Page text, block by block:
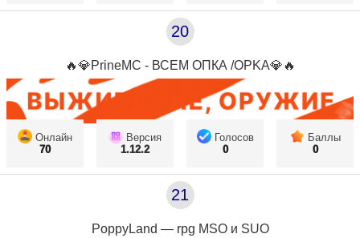
20
🔥💎PrineMC - ВСЕМ ОПКА /OPKA💎🔥
Онлайн
70
Версия
1.12.2
Голосов
0
Баллы
0
21
PoppyLand — rpg MSO и SUO